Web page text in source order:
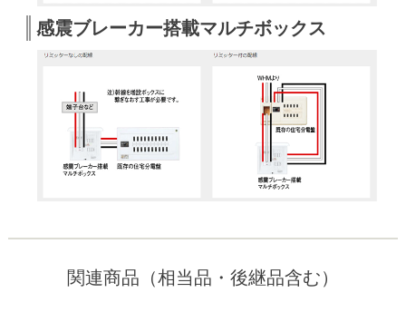
感震ブレーカー搭載マルチボックス
関連商品（相当品・後継品含む）